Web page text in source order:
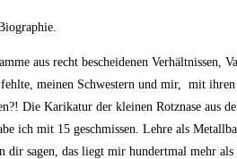
aus recht beschei­de­nen
fehl­te, mei­nen Schwes­tern und mir, mit
Die Kari­ka­tur der klei­nen Rotz­na­se aus
ich mit 15 geschmis­sen. Leh­re als
dir sagen, das liegt mir hun­dert­mal mehr